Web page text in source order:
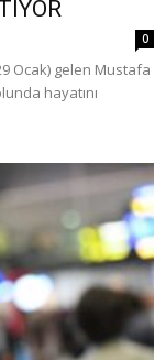
0
Ocak) gelen Mustafa
hayatını